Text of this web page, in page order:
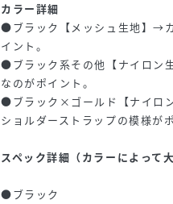
カラー詳細
●ブラック【メッシュ生地】→
イント。
●ブラック系その他【ナイロン
なのがポイント。
●ブラック×ゴールド【ナイロ
ショルダーストラップの模様が
スペック詳細（カラーによって
●ブラック